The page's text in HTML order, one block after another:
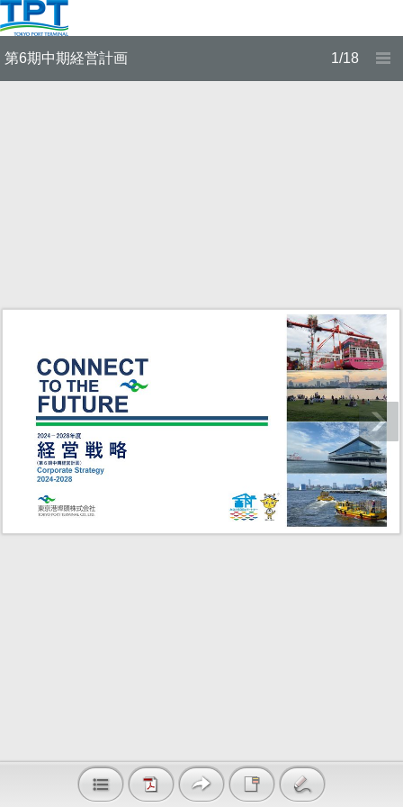
第6期中期経営計画 1/18